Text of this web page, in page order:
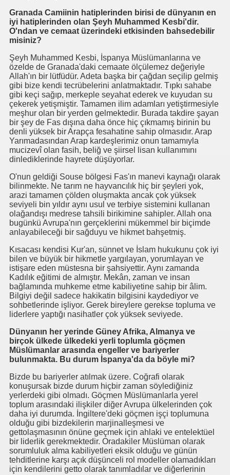
Granada Camiinin hatiplerinden birisi de dünyanın en
iyi hatiplerinden olan Şeyh Muhammed Kesbi'dir.
O'ndan ve cemaat üzerindeki etkisinden bahsedebilir
misiniz?
Şeyh Muhammed Kesbi, İspanya Müslümanlarına ve
özelde de Granada'daki cemaate ölçülemez değeriyle
Allah'ın bir lütfüdür. Adeta başka bir çağdan seçilip gelmiş
gibi bize kendi tecrübelerini anlatmaktadır. Tıpkı sahabe
gibi keçi sağıp, merkeple seyahat ederek ve kuyudan su
çekerek yetişmiştir. Tamamen ilim adamları yetiştirmesiyle
meşhur olan bir yerden gelmektedir. Burada takdire şayan
bir şey de Fas dışına daha önce hiç çıkmamış birinin bu
denli yüksek bir Arapça fesahatine sahip olmasıdır. Arap
Yarımadasından Arap kardeşlerimiz onun tamamıyla
mucizevî olan fasih, beliğ ve şiirsel lisan kullanımını
dinlediklerinde hayrete düşüyorlar.
O'nun geldiği Souse bölgesi Fas'ın manevi kaynağı olarak
bilinmekte. Ne tarım ne hayvancılık hiç bir şeyleri yok,
arazi tamamen çölden oluşmakta ancak çok yüksek
seviyeli bin yıldır aynı usul ve terbiye sistemini kullanan
olağandışı medrese tahsili birikimine sahipler. Allah ona
bugünkü Avrupa'nın gerçeklerini mükemmel bir biçimde
anlayabileceği bir sağduyu ve hikmet bahşetmiş.
Kısacası kendisi Kur'an, sünnet ve İslam hukukunu çok iyi
bilen ve büyük bir hikmetle yargılayan, yorumlayan ve
istişare eden müstesna bir şahsiyettir. Aynı zamanda
Kadılık eğitimi de almıştır. Mekân, zaman ve insan
bağlamında muhkeme etme kabiliyetine sahip bir âlim.
Bilgiyi değil sadece hakikatin bilgisini kaydediyor ve
sohbetlerinde işliyor. Gerek bireylere gerekse topluma ve
liderlere yaptığı nasihatler çok yüksek seviyede.
Dünyanın her yerinde Güney Afrika, Almanya ve
birçok ülkede ülkedeki yerli toplumla göçmen
Müslümanlar arasında engeller ve bariyerler
bulunmakta. Bu durum İspanya'da da böyle mi?
Bizde bu bariyerler atılmak üzere. Coğrafi olarak
konuşursak bizde durum hiçbir zaman söylediğiniz
yerlerdeki gibi olmadı. Göçmen Müslümanlarla yerel
toplum arasındaki ilişkiler diğer Avrupa ülkelerinden çok
daha iyi durumda. İngiltere'deki göçmen işçi toplumuna
olduğu gibi bizdekilerin marjinalleşmesi ve
gettolaşmasının önüne geçmek için ahlaki ve entelektüel
bir liderlik gerekmektedir. Oradakiler Müslüman olarak
sorumluluk alma kabiliyetleri eksik olduğu ve günün
tehditlerine karşı açık düşünceli rol modeller olamadıkları
için kendilerini getto olarak tanımladılar ve diğerlerinin
Yıllık Mumyasız Ceset
FLEW ---Yanılmışım,Tanrı Varmış.